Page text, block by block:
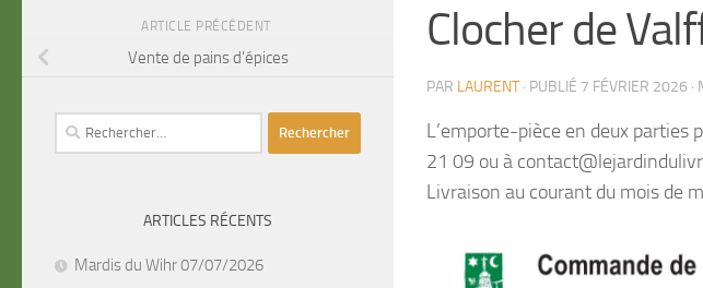
Clocher de
PAR LAURENT · PUBLIÉ 7 FÉVRIER 2026 ·
L’emporte-pièce en deux parties
21 09 ou à
Livraison au courant du mois de
ARTICLE PRÉCÉDENT
Vente de pains d’épices
Rechercher :
ARTICLES RÉCENTS
Mardis du Wihr 07/07/2026